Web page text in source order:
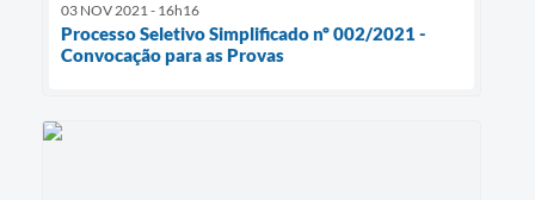
03 NOV 2021 - 16h16
Processo Seletivo Simplificado nº 002/2021 -
Convocação para as Provas